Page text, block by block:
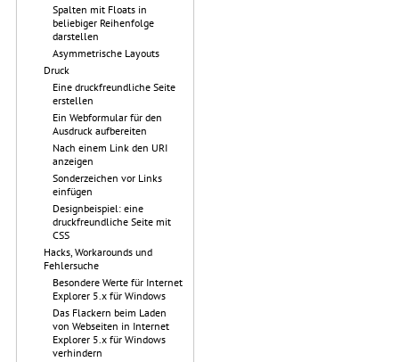
Spalten mit Floats in
beliebiger Reihenfolge
darstellen
Asymmetrische Layouts
Druck
Eine druckfreundliche Seite
erstellen
Ein Webformular für den
Ausdruck aufbereiten
Nach einem Link den URI
anzeigen
Sonderzeichen vor Links
einfügen
Designbeispiel: eine
druckfreundliche Seite mit
CSS
Hacks, Workarounds und
Fehlersuche
Besondere Werte für Internet
Explorer 5.x für Windows
Das Flackern beim Laden
von Webseiten in Internet
Explorer 5.x für Windows
verhindern